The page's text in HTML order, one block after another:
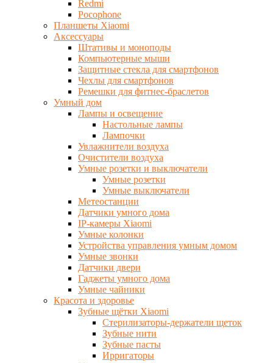
Redmi
Pocophone
Планшеты Xiaomi
Аксессуары
Штативы и моноподы
Компьютерные мыши
Защитные стекла для смартфонов
Чехлы для смартфонов
Ремешки для фитнес-браслетов
Умный дом
Лампы и освещение
Настольные лампы
Лампочки
Увлажнители воздуха
Очистители воздуха
Умные розетки и выключатели
Умные розетки
Умные выключатели
Метеостанции
Датчики умного дома
IP-камеры Xiaomi
Умные колонки
Устройства управления умным домом
Умные звонки
Датчики двери
Гаджеты умного дома
Умные чайники
Красота и здоровье
Зубные щётки Xiaomi
Стерилизаторы-держатели щеток
Зубные нити
Зубные пасты
Ирригаторы